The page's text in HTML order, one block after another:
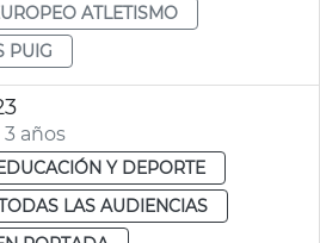
ATLETISMO
PUIG
años
Y DEPORTE
LAS AUDIENCIAS